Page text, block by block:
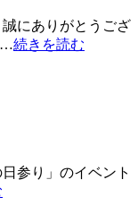
にありがとうござ
…続きを読む
参り」のイベント